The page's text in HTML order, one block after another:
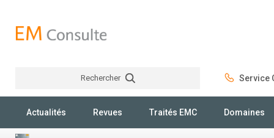
Rechercher Service
Actualités Revues Traités EMC Domaines